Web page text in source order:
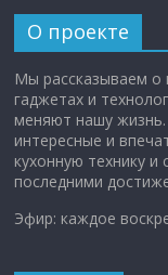
О проекте
Мы рассказываем о
гаджетах и
меняют нашу
интересные и
кухонную технику
последними
Эфир: каждое